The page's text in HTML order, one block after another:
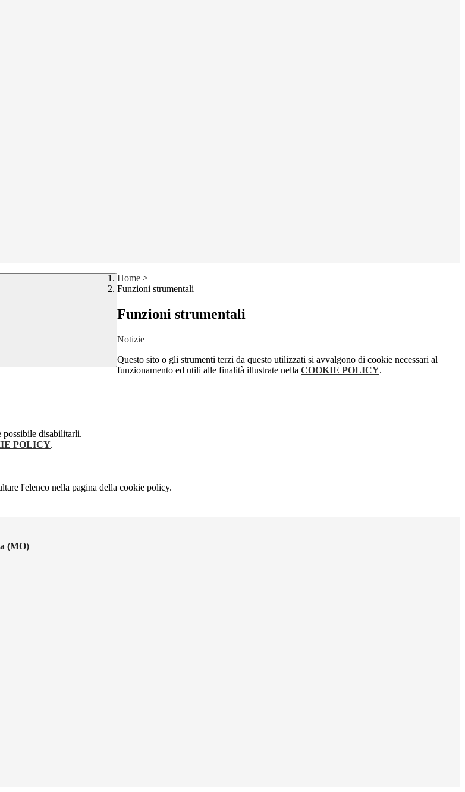
Home >
Funzioni strumentali
Funzioni strumentali
Notizie
Questo sito o gli strumenti terzi da questo utilizzati si avvalgono di cookie necessari al
funzionamento ed utili alle finalità illustrate nella COOKIE POLICY.
possibile disabilitarli.
POLICY.
l'elenco nella pagina della cookie policy.
(MO)